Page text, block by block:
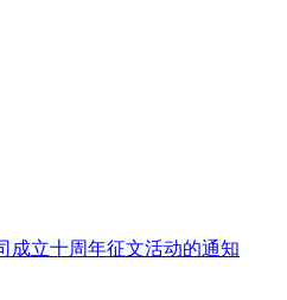
成立十周年征文活动的通知